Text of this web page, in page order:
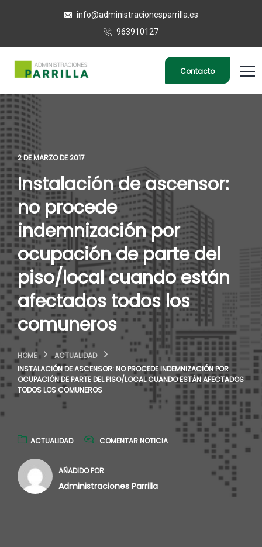
info@administracionesparrilla.es
963910127
Contacto
2 DE MARZO DE 2017
Instalación de ascensor:
no procede
indemnización por
ocupación de parte del
piso/local cuando están
afectados todos los
comuneros
HOME
ACTUALIDAD
INSTALACIÓN DE ASCENSOR: NO PROCEDE INDEMNIZACIÓN POR
OCUPACIÓN DE PARTE DEL PISO/LOCAL CUANDO ESTÁN AFECTADOS
TODOS LOS COMUNEROS
ACTUALIDAD COMENTAR NOTICIA
AÑADIDO POR
Administraciones Parrilla